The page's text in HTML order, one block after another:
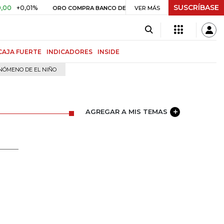
+0,01% ORO COMPRA BANCO DE LA REPÚBLICA $ 399.745,16 +$
VER MÁS SUSCRÍBASE
FUERTE INDICADORES INSIDE
DE EL NIÑO
AGREGAR A MIS TEMAS